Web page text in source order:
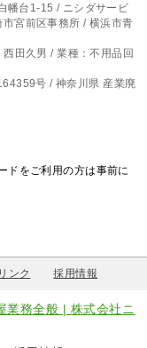
幡台1-15 / ニシダサービ
宮前区事務所 / 横浜市青
田久男 / 業種：不用品回
号 / 神奈川県 産業廃
ドをご利用の方は事前に
リンク 採用情報